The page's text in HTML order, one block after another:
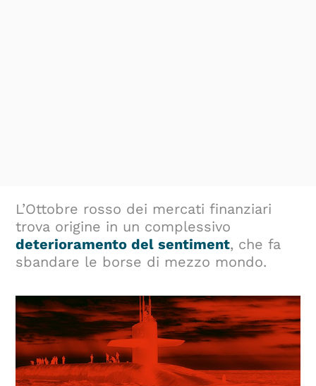
L’Ottobre rosso dei mercati finanziari
trova origine in un complessivo
deterioramento del sentiment, che fa
sbandare le borse di mezzo mondo.